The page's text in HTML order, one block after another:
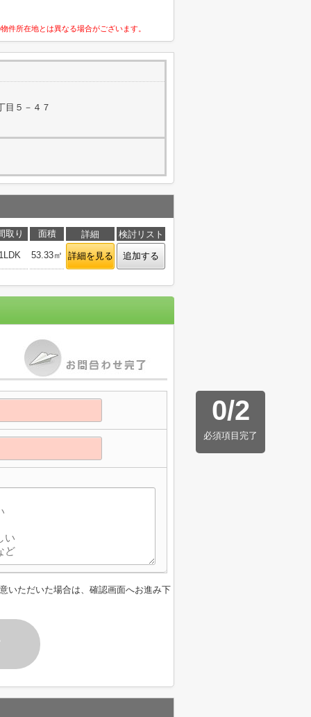
件所在地とは異なる場合がございます。
目５－４７
取り 面積 詳細
検討リスト
1LDK 53.33㎡ 詳細を見る 追加する
0/2
必須項目完了
いただいた場合は、確認画面へお進み下